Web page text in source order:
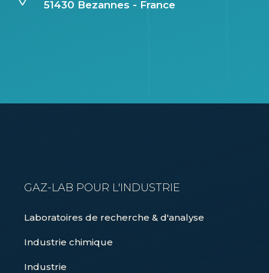
51430 Bezannes - France
GAZ-LAB POUR L'INDUSTRIE
Laboratoires de recherche & d'analyse
Industrie chimique
Industrie